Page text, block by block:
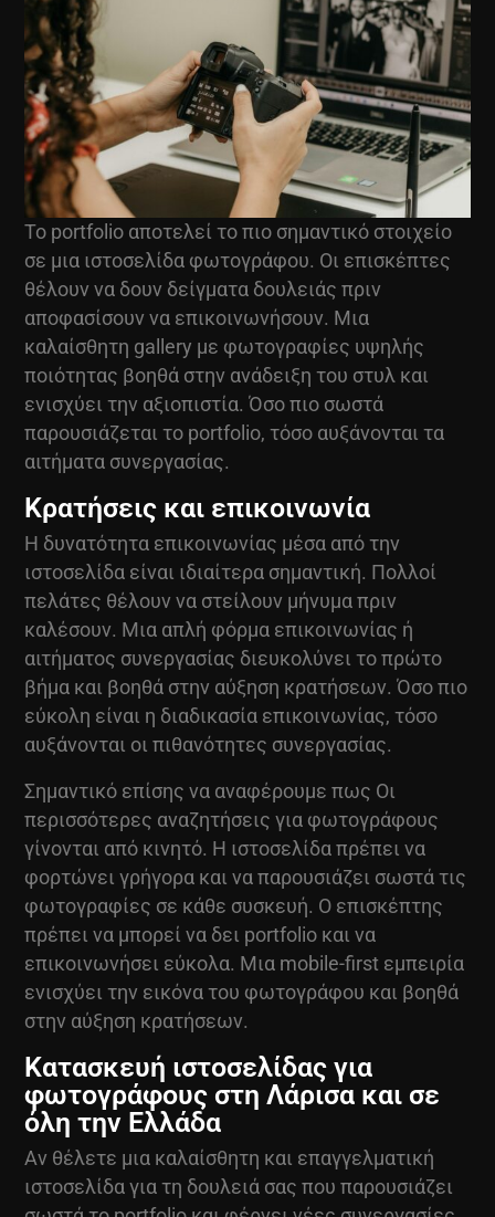
Το portfolio αποτελεί το πιο σημαντικό στοιχείο
σε μια ιστοσελίδα φωτογράφου. Οι επισκέπτες
θέλουν να δουν δείγματα δουλειάς πριν
αποφασίσουν να επικοινωνήσουν. Μια
καλαίσθητη gallery με φωτογραφίες υψηλής
ποιότητας βοηθά στην ανάδειξη του στυλ και
ενισχύει την αξιοπιστία. Όσο πιο σωστά
παρουσιάζεται το portfolio, τόσο αυξάνονται τα
αιτήματα συνεργασίας.
Κρατήσεις και επικοινωνία
Η δυνατότητα επικοινωνίας μέσα από την
ιστοσελίδα είναι ιδιαίτερα σημαντική. Πολλοί
πελάτες θέλουν να στείλουν μήνυμα πριν
καλέσουν. Μια απλή φόρμα επικοινωνίας ή
αιτήματος συνεργασίας διευκολύνει το πρώτο
βήμα και βοηθά στην αύξηση κρατήσεων. Όσο πιο
εύκολη είναι η διαδικασία επικοινωνίας, τόσο
αυξάνονται οι πιθανότητες συνεργασίας.
Σημαντικό επίσης να αναφέρουμε πως Οι
περισσότερες αναζητήσεις για φωτογράφους
γίνονται από κινητό. Η ιστοσελίδα πρέπει να
φορτώνει γρήγορα και να παρουσιάζει σωστά τις
φωτογραφίες σε κάθε συσκευή. Ο επισκέπτης
πρέπει να μπορεί να δει portfolio και να
επικοινωνήσει εύκολα. Μια mobile-first εμπειρία
ενισχύει την εικόνα του φωτογράφου και βοηθά
στην αύξηση κρατήσεων.
Κατασκευή ιστοσελίδας για
φωτογράφους στη Λάρισα και σε
όλη την Ελλάδα
Αν θέλετε μια καλαίσθητη και επαγγελματική
ιστοσελίδα για τη δουλειά σας που παρουσιάζει